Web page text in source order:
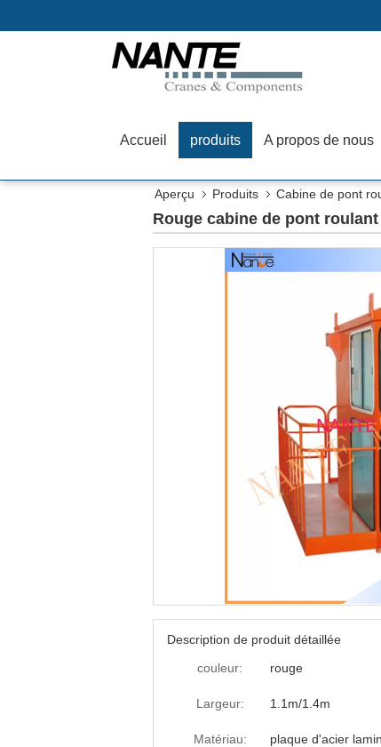
Accueil produits A propos de nous
Aperçu Produits Cabine de pont
Rouge cabine de pont
Description de produit détaillée
couleur:
rouge
Largeur: 1.1m/1.4m
Matériau: plaque d'acier